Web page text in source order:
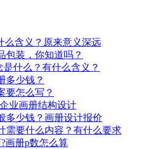
么含义？原来意义深远
包装，你知道吗？
什么？有什么含义？
多少钱？
要怎么写？
业画册结构设计
多少钱？画册设计报价
需要什么内容？有什么要求
画册p数怎么算